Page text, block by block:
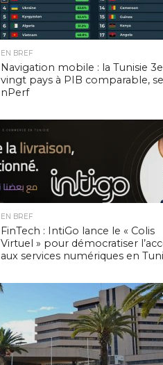
EN BREF
Navigation mobile : la Tunisie
vingt pays à PIB comparable,
nPerf
EN BREF
FinTech : IntiGo lance le « Colis
Virtuel » pour démocratiser
aux services numériques en